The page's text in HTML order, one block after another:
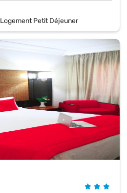
Logement Petit Déjeuner